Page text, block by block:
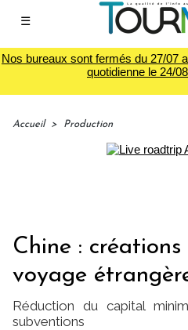
☰
Nos bureaux sont fermés du 27/07
quotidienne le 24/
Accueil > Production
Chine : créations
voyage
Réduction du capital
subventions